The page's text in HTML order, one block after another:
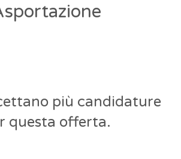
più candidature
questa offerta.